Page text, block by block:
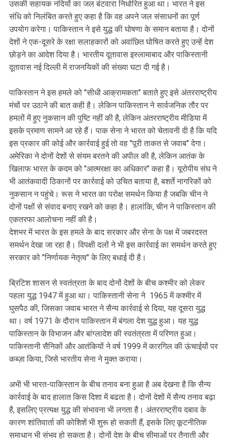
उसकी सहायक नदियों का जल बंटवारा निर्धारित हुआ था। भारत ने इस
संधि को निलंबित करते हुए कहा है कि वह अपने जल संसाधनों का पूर्ण
उपयोग करेगा। पाकिस्तान ने इसे युद्ध की घोषणा के समान बताया है। दोनों
देशों ने एक-दूसरे के रक्षा सलाहकारों को अवांछित घोषित करते हुए उन्हें देश
छोड़ने का आदेश दिया है। भारतीय दूतावास इस्लामाबाद और पाकिस्तानी
दूतावास नई दिल्ली में राजनयिकों की संख्या घटा दी गई है।
पाकिस्तान ने इस हमले को "सीधी आक्रामकता" बताते हुए इसे अंतरराष्ट्रीय
मंचों पर उठाने की बात कही है। लेकिन पाकिस्तान ने सार्वजनिक तौर पर
हमलों में हुए नुकसान की पुष्टि नहीं की है, लेकिन अंतरराष्ट्रीय मीडिया में
इसके प्रमाण सामने आ रहे हैं। पाक सेना ने भारत को चेतावनी दी है कि यदि
इस प्रकार की कोई और कार्रवाई हुई तो वह "पूरी ताकत से जवाब" देगा।
अमेरिका ने दोनों देशों से संयम बरतने की अपील की है, लेकिन आतंक के
खिलाफ भारत के कदम को "आत्मरक्षा का अधिकार" कहा है। यूरोपीय संघ ने
भी आतंकवादी ठिकानों पर कार्रवाई को उचित बताया है, बशर्ते नागरिकों को
नुकसान न पहुंचे। रूस ने भारत का परोक्ष समर्थन किया है जबकि चीन ने
दोनों पक्षों से संवाद बनाए रखने को कहा है। हालांकि, चीन ने पाकिस्तान की
एकतरफा आलोचना नहीं की है।
देशभर में भारत के इस हमले के बाद सरकार और सेना के पक्ष में जबरदस्त
समर्थन देखा जा रहा है। विपक्षी दलों ने भी इस कार्रवाई का समर्थन करते हुए
सरकार को "निर्णायक नेतृत्व" के लिए बधाई दी है।
ब्रिटिश शासन से स्वतंत्रता के बाद दोनों देशों के बीच कश्मीर को लेकर
पहला युद्ध 1947 में हुआ था। पाकिस्तानी सेना ने 1965 में कश्मीर में
घुसपैठ की, जिसका जवाब भारत ने सैन्य कार्रवाई से दिया, यह दूसरा युद्ध
था। वर्ष 1971 के दौरान पाकिस्तान में बंगला देश युद्ध हुआ। यह युद्ध
पाकिस्तान के विभाजन और बांग्लादेश की स्वतंत्रता में परिणत हुआ।
पाकिस्तानी सैनिकों और आतंकियों ने वर्ष 1999 में कारगिल की ऊंचाईयों पर
कब्ज़ा किया, जिसे भारतीय सेना ने मुक्त कराया।
अभी भी भारत-पाकिस्तान के बीच तनाव बना हुआ है अब देखना है कि सैन्य
कार्रवाई के बाद हालात किस दिशा में बढता है। दोनों देशों में सैन्य तनाव बढ़ा
है, इसलिए प्रत्यक्ष युद्ध की संभावना भी लगता है। अंतरराष्ट्रीय दबाव के
कारण शांतिवार्ता की कोशिशें भी शुरू हो सकती हैं, इसके लिए कूटनीतिक
समाधान भी संभव हो सकता है। दोनों देश के बीच सीमाओं पर तैनाती और